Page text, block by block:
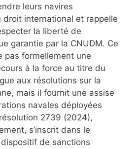
leurs navires
droit international et rappelle
la liberté de
garantie par la CNUDM. Ce
pas formellement une
à la force au titre du
aux résolutions sur la
mais il fournit une assise
navales déployées
2739 (2024),
s’inscrit dans le
de sanctions